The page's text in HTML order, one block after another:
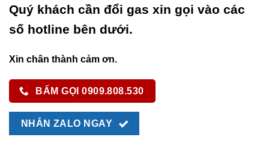
Quý khách cần đổi gas xin gọi vào các
số hotline bên dưới.
Xin chân thành cảm ơn.
BẤM GỌI 0909.808.530
NHẮN ZALO NGAY